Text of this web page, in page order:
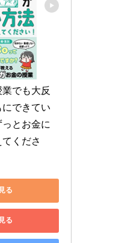
業でも大反
できてい
とお金に
くださ
る
る